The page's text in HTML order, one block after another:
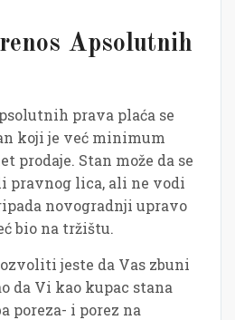
Apsolutnih
prava plaća se
koji je već minimum
prodaje. Stan može da se
pravnog lica, ali ne vodi
novogradnji upravo
bio na tržištu.
jeste da Vas zbuni
da Vi kao kupac stana
poreza- i porez na